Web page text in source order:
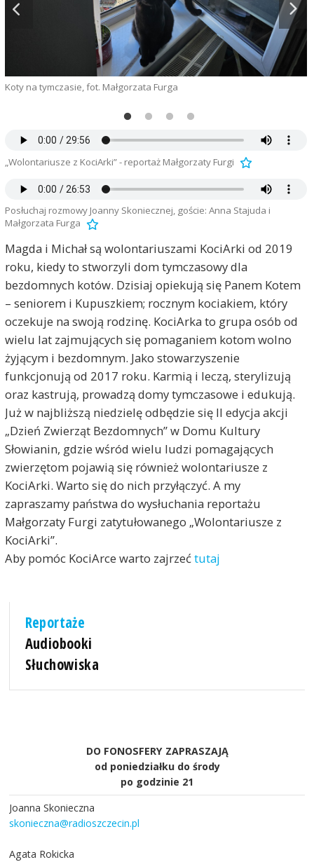
Koty na tymczasie, fot. Małgorzata Furga
„Wolontariusze z KociArki” - reportaż Małgorzaty Furgi
Posłuchaj rozmowy Joanny Skoniecznej, goście: Anna Stajuda i
Małgorzata Furga
Magda i Michał są wolontariuszami KociArki od 2019
roku, kiedy to stworzyli dom tymczasowy dla
bezdomnych kotów. Dzisiaj opiekują się Panem Kotem
– seniorem i Kupuszkiem; rocznym kociakiem, który
oczekuje na swoją rodzinę. KociArka to grupa osób od
wielu lat zajmujących się pomaganiem kotom wolno
żyjącym i bezdomnym. Jako stowarzyszenie
funkcjonują od 2017 roku. Karmią i leczą, sterylizują
oraz kastrują, prowadzą domy tymczasowe i edukują.
Już w najbliższą niedzielę odbędzie się II edycja akcji
„Dzień Zwierząt Bezdomnych” w Domu Kultury
Słowianin, gdzie wśród wielu ludzi pomagających
zwierzętom pojawią się również wolontariusze z
KociArki. Warto się do nich przyłączyć. A my
zapraszamy państwa do wysłuchania reportażu
Małgorzaty Furgi zatytułowanego „Wolontariusze z
KociArki”.
Aby pomóc KociArce warto zajrzećtutaj
Reportaże
Audiobooki
Słuchowiska
DO FONOSFERY ZAPRASZAJĄ
od poniedziałku do środy
po godzinie 21
Joanna Skonieczna
skonieczna@radioszczecin.pl
Agata Rokicka